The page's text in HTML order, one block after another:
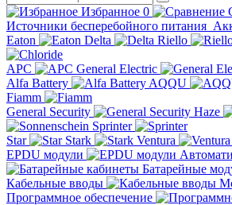
Избранное 0
Источники бесперебойного питания
Eaton
Delta Riello
APC General Electric
Alfa Battery
AQQU
Fiamm
General Security
Haze
Sprinter
Star
Stark Ventura
EPDU модули
Батарейные
Кабельные вводы
Программное обеспечение